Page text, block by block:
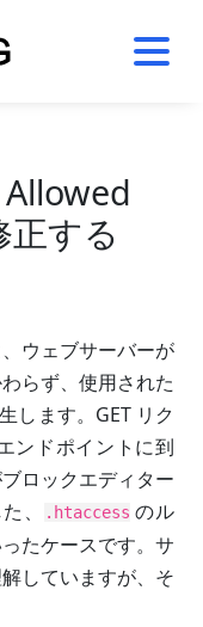
正する
ウェブサーバーが
らず、使用された
します。GET リク
ンドポイントに到
ロックエディター
、
.htaccess のル
たケースです。サ
していますが、そ